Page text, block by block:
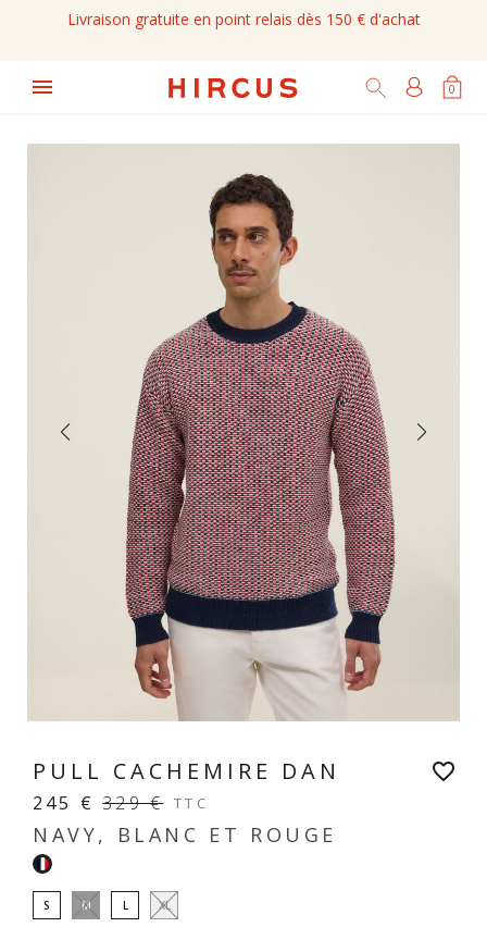
Livraison gratuite en point relais dès 150 € d'achat
0
PULL CACHEMIRE DAN
245 € 329 € TTC
NAVY, BLANC ET ROUGE
Navy,
blanc
S M L XL
favorite_border